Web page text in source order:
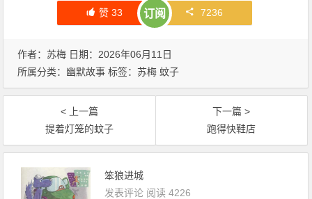
赞33 订阅 7236
作者：苏梅 日期：2026年06月11日
所属分类： 幽默故事 标签：苏梅 蚊子
< 上一篇
提着灯笼的蚊子
下一篇 >
跑得快鞋店
笨狼进城
发表评论 阅读 4226